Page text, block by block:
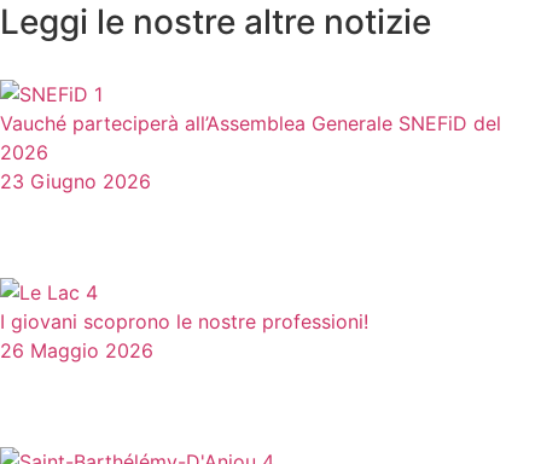
Leggi le nostre altre notizie
Vauché parteciperà all’Assemblea Generale SNEFiD del
2026
23 Giugno 2026
I giovani scoprono le nostre professioni!
26 Maggio 2026